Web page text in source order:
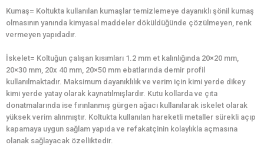
Kumaş= Koltukta kullanılan kumaşlar temizlemeye dayanıklı şönil kumaş
olmasının yanında kimyasal maddeler döküldüğünde çözülmeyen, renk
vermeyen yapıdadır.
İskelet= Koltuğun çalışan kısımları 1.2 mm et kalınlığında 20×20 mm,
20×30 mm, 20x 40 mm, 20×50 mm ebatlarında demir profil
kullanılmaktadır. Maksimum dayanıklılık ve verim için kimi yerde dikey
kimi yerde yatay olarak kaynatılmışlardır. Kutu kollarda ve çıta
donatmalarında ise fırınlanmış gürgen ağacı kullanılarak iskelet olarak
yüksek verim alınmıştır. Koltukta kullanılan hareketli metaller sürekli açıp
kapamaya uygun sağlam yapıda ve refakatçinin kolaylıkla açmasına
olanak sağlayacak özelliktedir.